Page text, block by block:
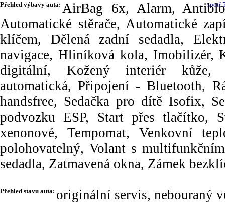
Přehled výbavy auta: AirBag 6x, Alarm,
Automatické stěrače, Automatické
klíčem, Dělená zadní sedadla,
navigace, Hliníková kola, Imobilizér,
digitální, Kožený interiér kůže,
automatická, Připojení - Bluetooth,
handsfree, Sedačka pro dítě Isofix,
podvozku ESP, Start přes tlačítko,
xenonové, Tempomat, Venkovní
polohovatelný, Volant s
sedadla, Zatmavená okna, Zámek
Přehled stavu auta: originální servis, nebouraný